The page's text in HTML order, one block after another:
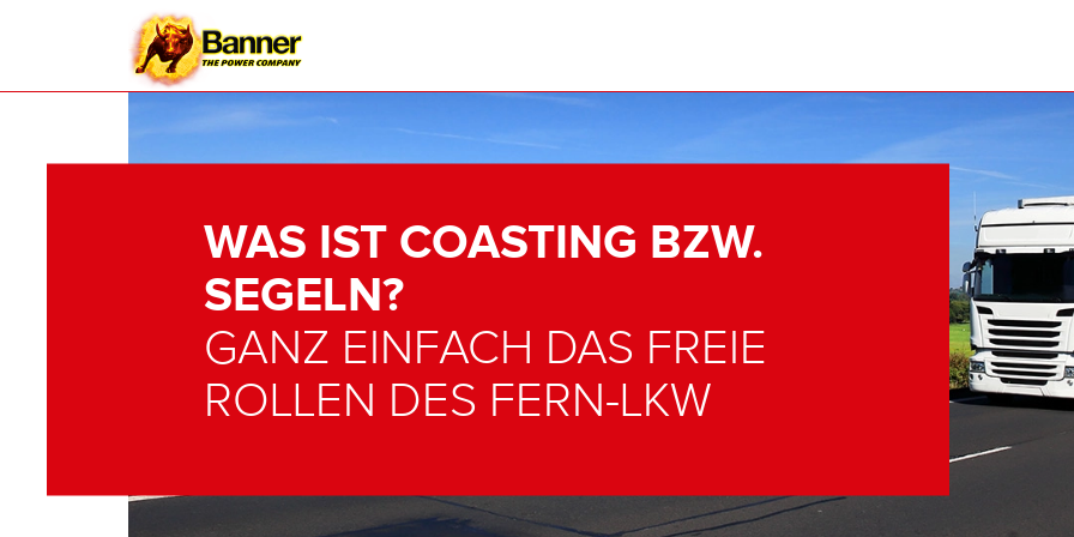
WAS IST COASTING BZW.
SEGELN?
GANZ EINFACH DAS FREIE
ROLLEN DES FERN-LKW